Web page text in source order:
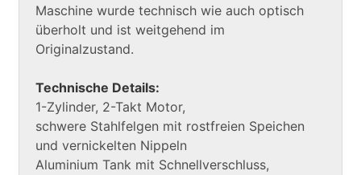
Maschine wurde technisch wie auch optisch
überholt und ist weitgehend im
Originalzustand.
Technische Details:
1-Zylinder, 2-Takt Motor,
schwere Stahlfelgen mit rostfreien Speichen
und vernickelten Nippeln
Aluminium Tank mit Schnellverschluss,